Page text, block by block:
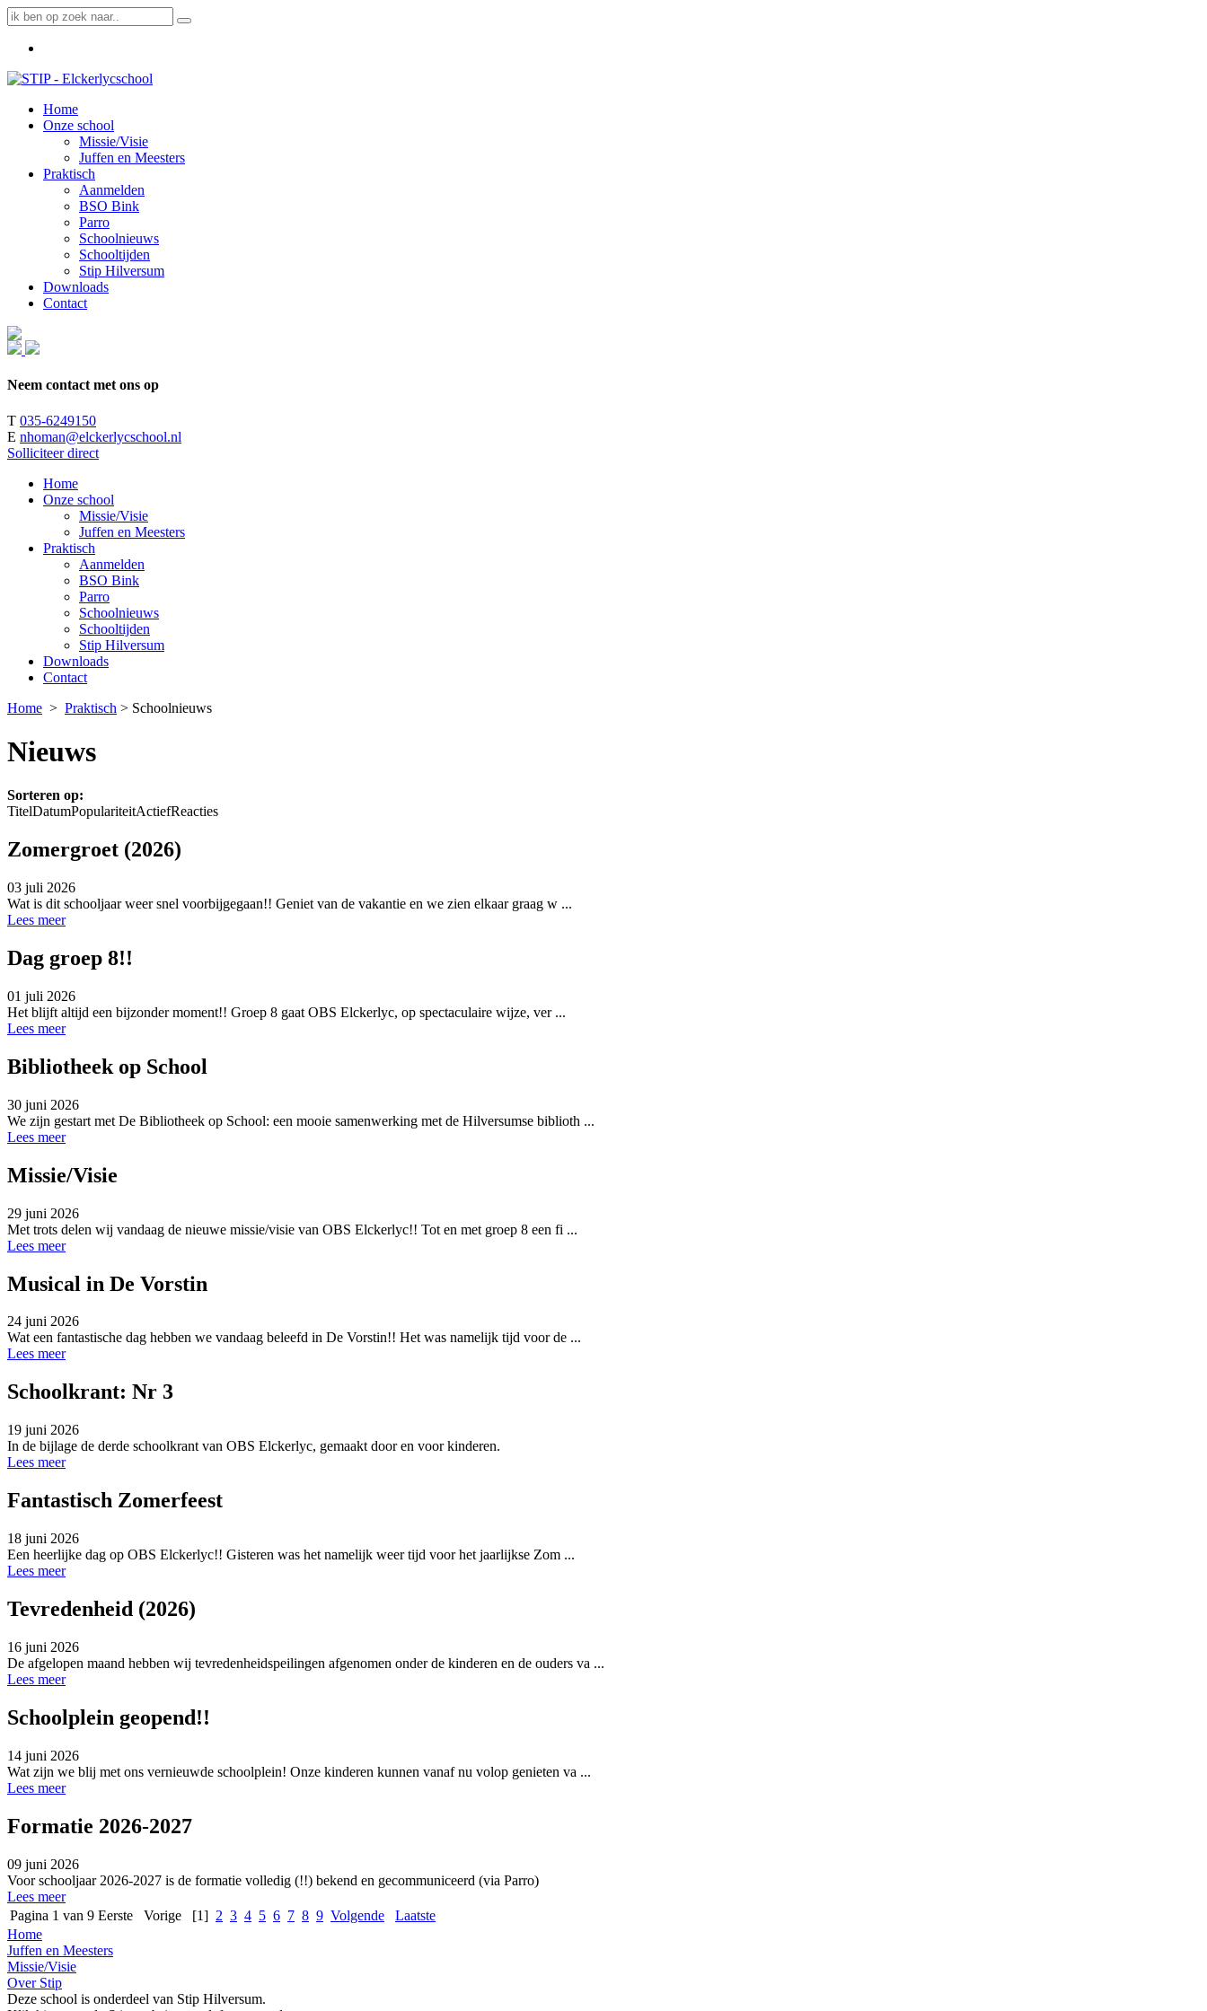
Home
Onze school
Missie/Visie
Juffen en Meesters
Praktisch
Aanmelden
BSO Bink
Parro
Schoolnieuws
Schooltijden
Stip Hilversum
Downloads
Contact
Neem contact met ons op
T 035-6249150
E nhoman@elckerlycschool.nl
Solliciteer direct
Home
Onze school
Missie/Visie
Juffen en Meesters
Praktisch
Aanmelden
BSO Bink
Parro
Schoolnieuws
Schooltijden
Stip Hilversum
Downloads
Contact
Home > Praktisch > Schoolnieuws
Nieuws
Sorteren op:
TitelDatumPopulariteitActiefReacties
Zomergroet (2026)
03 juli 2026
Wat is dit schooljaar weer snel voorbijgegaan!! Geniet van de vakantie en we zien elkaar graag w ...
Lees meer
Dag groep 8!!
01 juli 2026
Het blijft altijd een bijzonder moment!! Groep 8 gaat OBS Elckerlyc, op spectaculaire wijze, ver ...
Lees meer
Bibliotheek op School
30 juni 2026
We zijn gestart met De Bibliotheek op School: een mooie samenwerking met de Hilversumse biblioth ...
Lees meer
Missie/Visie
29 juni 2026
Met trots delen wij vandaag de nieuwe missie/visie van OBS Elckerlyc!! Tot en met groep 8 een fi ...
Lees meer
Musical in De Vorstin
24 juni 2026
Wat een fantastische dag hebben we vandaag beleefd in De Vorstin!! Het was namelijk tijd voor de ...
Lees meer
Schoolkrant: Nr 3
19 juni 2026
In de bijlage de derde schoolkrant van OBS Elckerlyc, gemaakt door en voor kinderen.
Lees meer
Fantastisch Zomerfeest
18 juni 2026
Een heerlijke dag op OBS Elckerlyc!! Gisteren was het namelijk weer tijd voor het jaarlijkse Zom ...
Lees meer
Tevredenheid (2026)
16 juni 2026
De afgelopen maand hebben wij tevredenheidspeilingen afgenomen onder de kinderen en de ouders va ...
Lees meer
Schoolplein geopend!!
14 juni 2026
Wat zijn we blij met ons vernieuwde schoolplein! Onze kinderen kunnen vanaf nu volop genieten va ...
Lees meer
Formatie 2026-2027
09 juni 2026
Voor schooljaar 2026-2027 is de formatie volledig (!!) bekend en gecommuniceerd (via Parro)
Lees meer
Pagina 1 van 9 Eerste Vorige [1] 2 3 4 5 6 7 8 9 Volgende
Laatste
Home
Juffen en Meesters
Missie/Visie
Over Stip
Deze school is onderdeel van Stip Hilversum.